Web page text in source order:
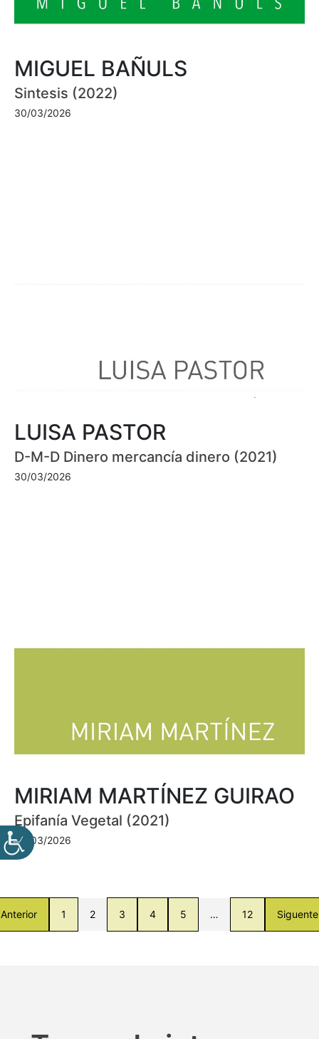
MIGUEL BAÑULS
Sintesis (2022)
30/03/2026
LUISA PASTOR
D-M-D Dinero mercancía dinero (2021)
30/03/2026
MIRIAM MARTÍNEZ GUIRAO
Epifanía Vegetal (2021)
30/03/2026
Anterior 1 2 3 4 5 … 12 Siguente